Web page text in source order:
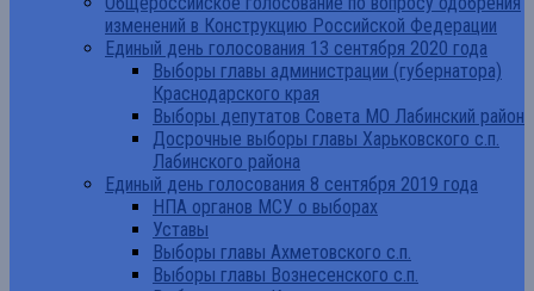
изменений в Конструкцию Российской Федерации
Единый день голосования 13 сентября 2020 года
Выборы главы администрации (губернатора)
Краснодарского края
Выборы депутатов Совета МО Лабинский район
Досрочные выборы главы Харьковского с.п.
Лабинского района
Единый день голосования 8 сентября 2019 года
НПА органов МСУ о выборах
Уставы
Выборы главы Ахметовского с.п.
Выборы главы Вознесенского с.п.